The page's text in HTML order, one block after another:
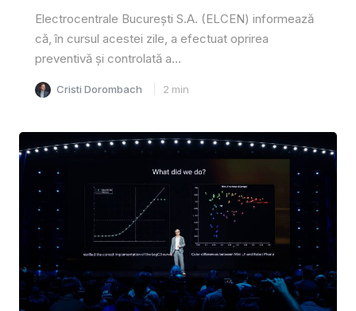
Electrocentrale București S.A. (ELCEN) informează
că, în cursul acestei zile, a efectuat oprirea
preventivă și controlată a...
Cristi Dorombach 2 min